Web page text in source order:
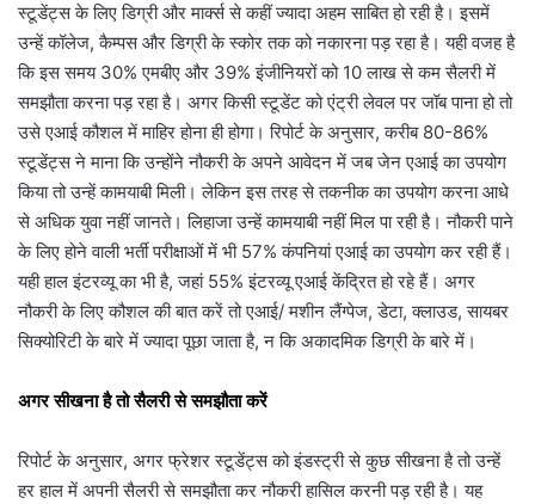
स्टूडेंट्स के लिए डिग्री और मार्क्स से कहीं ज्यादा अहम साबित हो रही है। इसमें
उन्हें कॉलेज, कैम्पस और डिग्री के स्कोर तक को नकारना पड़ रहा है। यही वजह है
कि इस समय 30% एमबीए और 39% इंजीनियरों को 10 लाख से कम सैलरी में
समझौता करना पड़ रहा है। अगर किसी स्टूडेंट को एंट्री लेवल पर जॉब पाना हो तो
उसे एआई कौशल में माहिर होना ही होगा। रिपोर्ट के अनुसार, करीब 80-86%
स्टूडेंट्स ने माना कि उन्होंने नौकरी के अपने आवेदन में जब जेन एआई का उपयोग
किया तो उन्हें कामयाबी मिली। लेकिन इस तरह से तकनीक का उपयोग करना आधे
से अधिक युवा नहीं जानते। लिहाजा उन्हें कामयाबी नहीं मिल पा रही है। नौकरी पाने
के लिए होने वाली भर्ती परीक्षाओं में भी 57% कंपनियां एआई का उपयोग कर रही हैं।
यही हाल इंटरव्यू का भी है, जहां 55% इंटरव्यू एआई केंद्रित हो रहे हैं। अगर
नौकरी के लिए कौशल की बात करें तो एआई/ मशीन लैंग्पेज, डेटा, क्लाउड, सायबर
सिक्योरिटी के बारे में ज्यादा पूछा जाता है, न कि अकादमिक डिग्री के बारे में।
अगर सीखना है तो सैलरी से समझौता करें
रिपोर्ट के अनुसार, अगर फ्रेशर स्टूडेंट्स को इंडस्ट्री से कुछ सीखना है तो उन्हें
हर हाल में अपनी सैलरी से समझौता कर नौकरी हासिल करनी पड़ रही है। यह